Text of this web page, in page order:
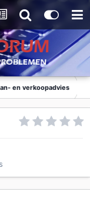
en verkoopadvies